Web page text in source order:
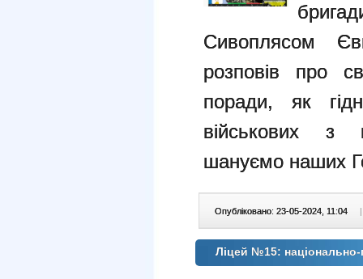
Сивоплясом
розповів про
поради, як
військових з
шануємо наших
Опубліковано: 23-05-2024, 11:04 |
Ліцей №15: національно-